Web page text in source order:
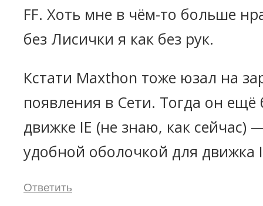
FF. Хоть мне в чём-то больше
без Лисички я как без рук.
Кстати Maxthon тоже юзал на
появления в Сети. Тогда он ещё
движке IE (не знаю, как сейчас)
удобной оболочкой для движка
Ответить